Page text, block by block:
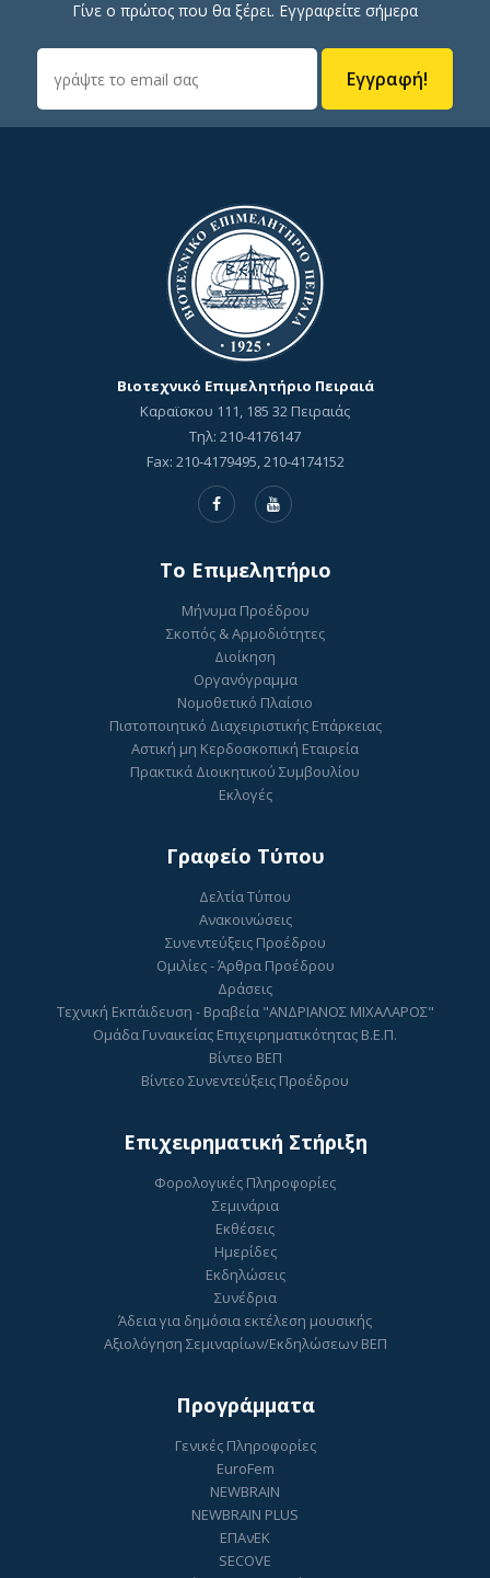
Γίνε ο πρώτος που θα ξέρει. Εγγραφείτε σήμερα
Εγγραφή!
Βιοτεχνικό Επιμελητήριο Πειραιά
Καραϊσκου 111, 185 32 Πειραιάς
Τηλ: 210-4176147
Fax: 210-4179495, 210-4174152
To Επιμελητήριο
Μήνυμα Προέδρου
Σκοπός & Αρμοδιότητες
Διοίκηση
Οργανόγραμμα
Νομοθετικό Πλαίσιο
Πιστοποιητικό Διαχειριστικής Επάρκειας
Αστική μη Κερδοσκοπική Εταιρεία
Πρακτικά Διοικητικού Συμβουλίου
Εκλογές
Γραφείο Τύπου
Δελτία Τύπου
Ανακοινώσεις
Συνεντεύξεις Προέδρου
Ομιλίες - Άρθρα Προέδρου
Δράσεις
Τεχνική Εκπάιδευση - Βραβεία "ΑΝΔΡΙΑΝΟΣ ΜΙΧΑΛΑΡΟΣ"
Ομάδα Γυναικείας Επιχειρηματικότητας Β.Ε.Π.
Βίντεο ΒΕΠ
Βίντεο Συνεντεύξεις Προέδρου
Επιχειρηματική Στήριξη
Φορολογικές Πληροφορίες
Σεμινάρια
Εκθέσεις
Ημερίδες
Εκδηλώσεις
Συνέδρια
Άδεια για δημόσια εκτέλεση μουσικής
Αξιολόγηση Σεμιναρίων/Εκδηλώσεων ΒΕΠ
Προγράμματα
Γενικές Πληροφορίες
EuroFem
NEWBRAIN
NEWBRAIN PLUS
ΕΠΑνΕΚ
SECOVE